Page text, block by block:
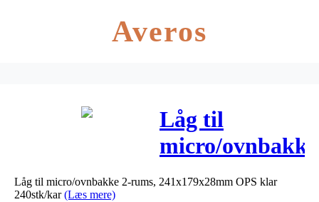
Averos
Låg til
micro/ovnbakke
2-rums,
Låg til micro/ovnbakke 2-rums, 241x179x28mm OPS klar
240stk/kar(Læs mere)